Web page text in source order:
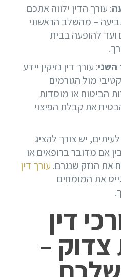
: עורך הדין ילווה אתכם
– מהשלב הראשוני
להופעה בבית
: עורך דין נזיקין יידע
מול הגורמים
הביטוח או מוסדות
את קבלת הפיצוי
יש צורך להציג
אם מדובר ברופאים או
את הנזק שנגרם. עורך דין
את המומחים
דין
–